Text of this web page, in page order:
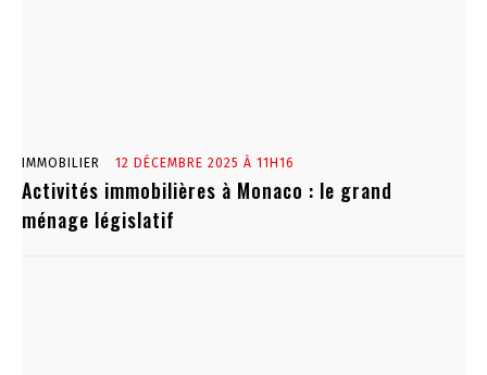
IMMOBILIER 12 DÉCEMBRE 2025 À 11H16
Activités immobilières à Monaco : le grand
ménage législatif